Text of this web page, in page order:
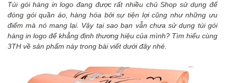
Túi gói hàng in logo đang được rất nhiều chủ Shop sử dụng để
đóng gói quần áo, hàng hóa bởi sự tiện lợi cũng như những ưu
điểm mà nó mang lại. Vậy tại sao bạn vẫn chưa sử dụng túi gói
hàng in logo để khẳng định thương hiệu của mình? Tìm hiểu cùng
3TH về sản phẩm này trong bài viết dưới đây nhé.